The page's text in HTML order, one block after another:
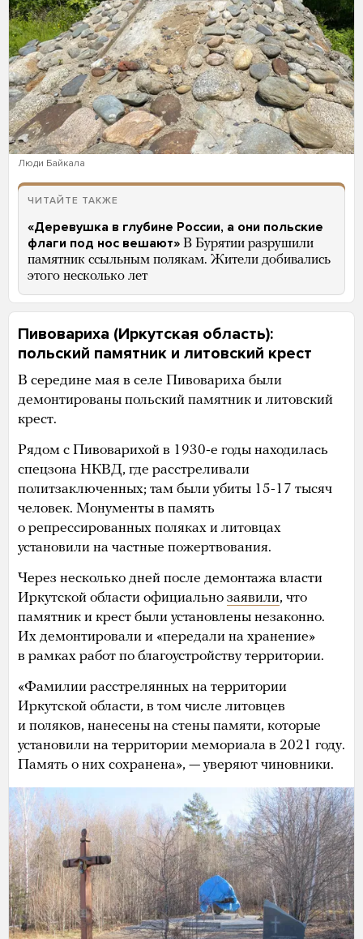
Люди Байкала
ЧИТАЙТЕ ТАКЖЕ
«Деревушка в глубине России, а они польские
флаги под нос вешают» В Бурятии разрушили
памятник ссыльным полякам. Жители добивались
этого несколько лет
Пивовариха (Иркутская область):
польский памятник и литовский крест
В середине мая в селе Пивовариха были
демонтированы польский памятник и литовский
крест.
Рядом с Пивоварихой в 1930-е годы находилась
спецзона НКВД, где расстреливали
политзаключенных; там были убиты 15-17 тысяч
человек. Монументы в память
о репрессированных поляках и литовцах
установили на частные пожертвования.
Через несколько дней после демонтажа власти
Иркутской области официально заявили, что
памятник и крест были установлены незаконно.
Их демонтировали и «передали на хранение»
в рамках работ по благоустройству территории.
«Фамилии расстрелянных на территории
Иркутской области, в том числе литовцев
и поляков, нанесены на стены памяти, которые
установили на территории мемориала в 2021 году.
Память о них сохранена», — уверяют чиновники.